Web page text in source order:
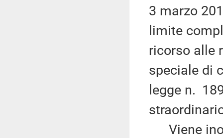
3 marzo
limite
ricorso alle
speciale di
legge n.
Viene